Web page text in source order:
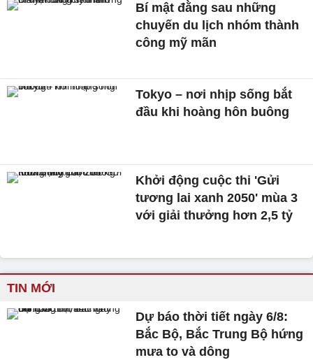
Bí mật đằng sau những
chuyến du lịch nhóm thành
công mỹ mãn
Tokyo – nơi nhịp sống bắt
đầu khi hoàng hôn buông
Khởi động cuộc thi 'Gửi
tương lai xanh 2050' mùa 3
với giải thưởng hơn 2,5 tỷ
TIN MỚI
Dự báo thời tiết ngày 6/8:
Bắc Bộ, Bắc Trung Bộ hứng
mưa to và dông